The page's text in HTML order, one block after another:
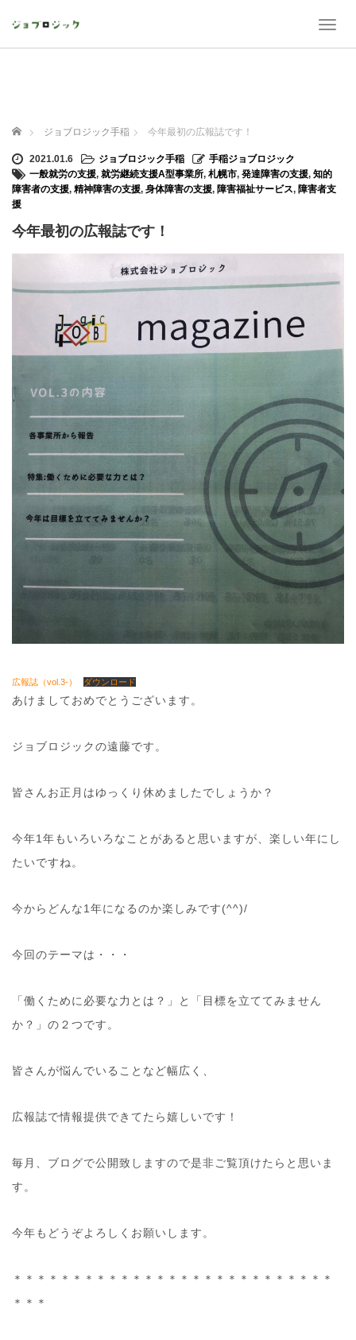
T
i
g
ホーム ジョブロジック手稲 今年最初の広報誌です！
2021.01.6 ジョブロジック手稲
手稲ジョブロジック
一般就労の支援, 就労継続支援A型事業所, 札幌市, 発達障害の支援, 知的
障害者の支援, 精神障害の支援, 身体障害の支援, 障害福祉サービス, 障害者支
援
今年最初の広報誌です！
広報誌（vol.3-） ダウンロード
あけましておめでとうございます。
ジョブロジックの遠藤です。
皆さんお正月はゆっくり休めましたでしょうか？
今年1年もいろいろなことがあると思いますが、楽しい年にし
たいですね。
今からどんな1年になるのか楽しみです(^^)/
今回のテーマは・・・
「働くために必要な力とは？」と「目標を立ててみません
か？」の２つです。
皆さんが悩んでいることなど幅広く、
広報誌で情報提供できてたら嬉しいです！
毎月、ブログで公開致しますので是非ご覧頂けたらと思いま
す。
今年もどうぞよろしくお願いします。
＊＊＊＊＊＊＊＊＊＊＊＊＊＊＊＊＊＊＊＊＊＊＊＊＊＊＊
＊＊＊